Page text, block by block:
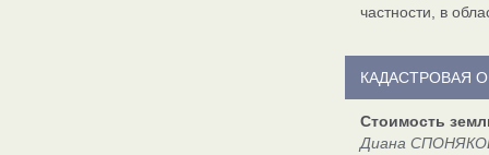
частности, в
КАДАСТРОВАЯ
Стоимость
Диана